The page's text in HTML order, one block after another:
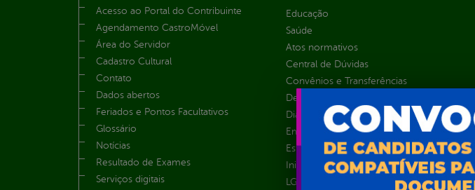
Acesso ao Portal do Contribuinte
Agendamento CastroMóvel
Área do Servidor
Cadastro Cultural
Contato
Dados abertos
Feriados e Pontos Facultativos
Glossário
Notícias
Resultado de Exames
Serviços digitais
Educação
Saúde
Atos normativos
Central de Dúvidas
Convênios e Transferências
Despesas
Diárias
Emendas parlamentares
Estrutura Organizacional
Inicio
LGPD e Governo Digital